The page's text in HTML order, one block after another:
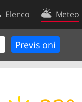
Elenco Meteo
Contatti
Condizioni d’uso